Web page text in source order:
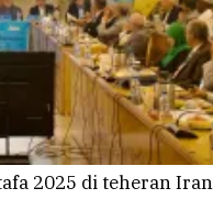
2025 di teheran